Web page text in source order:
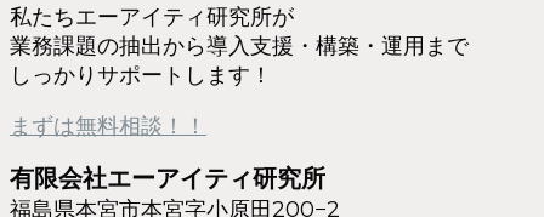
私たちエーアイティ研究所が
業務課題の抽出から導入支援・構築・運用まで
しっかりサポートします！
まずは無料相談！！
有限会社エーアイティ研究所
福島県本宮市本宮字小原田200−2